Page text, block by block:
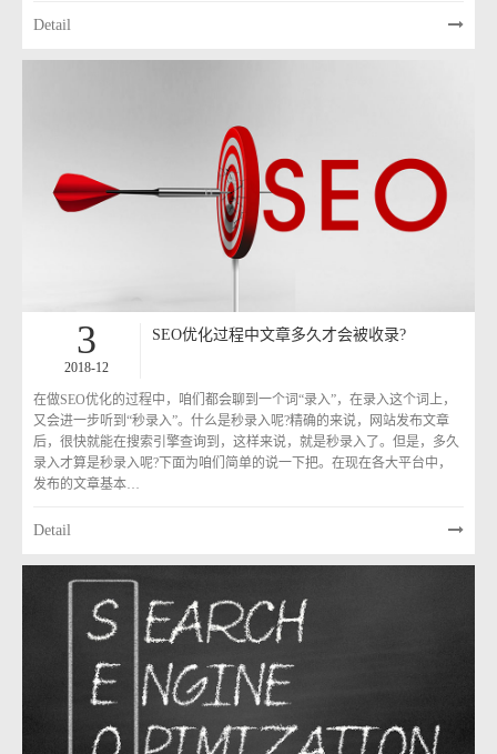
Detail
3
2018-12
SEO优化过程中文章多久才会被收录?
在做SEO优化的过程中，咱们都会聊到一个词“录入”，在录入这个词上，
又会进一步听到“秒录入”。什么是秒录入呢?精确的来说，网站发布文章
后，很快就能在搜索引擎查询到，这样来说，就是秒录入了。但是，多久
录入才算是秒录入呢?下面为咱们简单的说一下把。在现在各大平台中，
发布的文章基本…
Detail